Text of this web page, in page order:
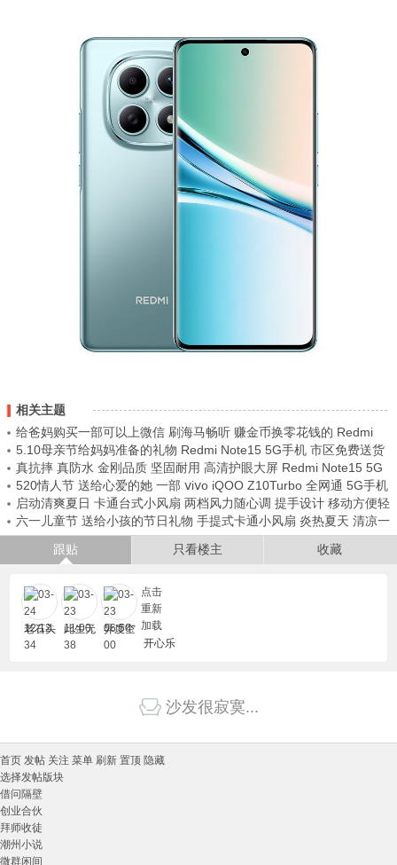
相关主题
给爸妈购买一部可以上微信 刷海马畅听 赚金币换零花钱的 Redmi
Note15 5G手机
5.10母亲节给妈妈准备的礼物 Redmi Note15 5G手机 市区免费送货
上门
真抗摔 真防水 金刚品质 坚固耐用 高清护眼大屏 Redmi Note15 5G
手机
520情人节 送给心爱的她 一部 ⅴiⅴo iQOO Z10Turbo 全网通 5G手机
启动清爽夏日 卡通台式小风扇 两档风力随心调 提手设计 移动方便轻
巧
六一儿童节 送给小孩的节日礼物 手提式卡通小风扇 炎热夏天 清凉一
夏
跟贴 只看楼主 收藏
老石头
此生无
悔
异度空
间
点击
重新
加载
开心乐
沙发很寂寞...
首页 发帖 关注 菜单 刷新 置顶 隐藏
选择发帖版块
借问隔壁
创业合伙
拜师收徒
潮州小说
微群闲间